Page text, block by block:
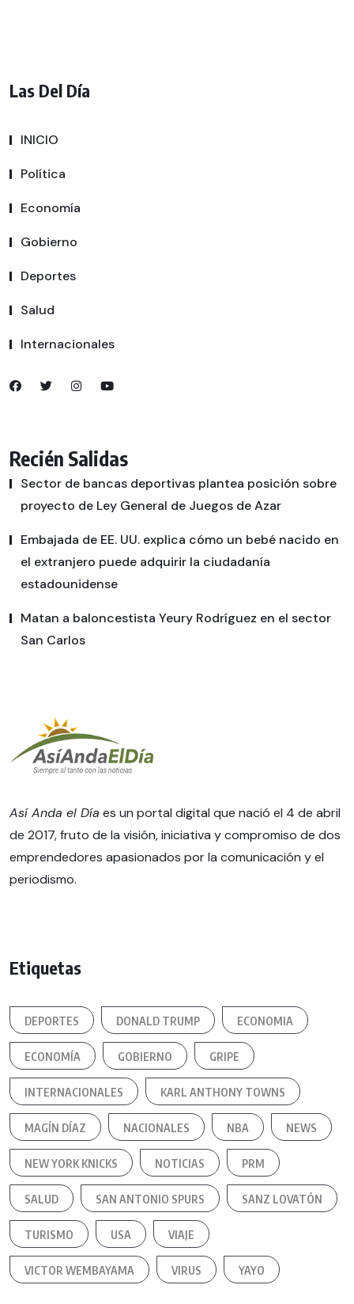
Las Del Día
INICIO
Política
Economía
Gobierno
Deportes
Salud
Internacionales
Recién Salidas
Sector de bancas deportivas plantea posición sobre
proyecto de Ley General de Juegos de Azar
Embajada de EE. UU. explica cómo un bebé nacido en
el extranjero puede adquirir la ciudadanía
estadounidense
Matan a baloncestista Yeury Rodríguez en el sector
San Carlos
Así Anda el Día es un portal digital que nació el 4 de abril
de 2017, fruto de la visión, iniciativa y compromiso de dos
emprendedores apasionados por la comunicación y el
periodismo.
Etiquetas
DEPORTES DONALD TRUMP ECONOMIA
ECONOMÍA GOBIERNO GRIPE
INTERNACIONALES KARL ANTHONY TOWNS
MAGÍN DÍAZ NACIONALES NBA NEWS
NEW YORK KNICKS NOTICIAS PRM
SALUD SAN ANTONIO SPURS SANZ LOVATÓN
TURISMO USA VIAJE
VICTOR WEMBAYAMA VIRUS YAYO